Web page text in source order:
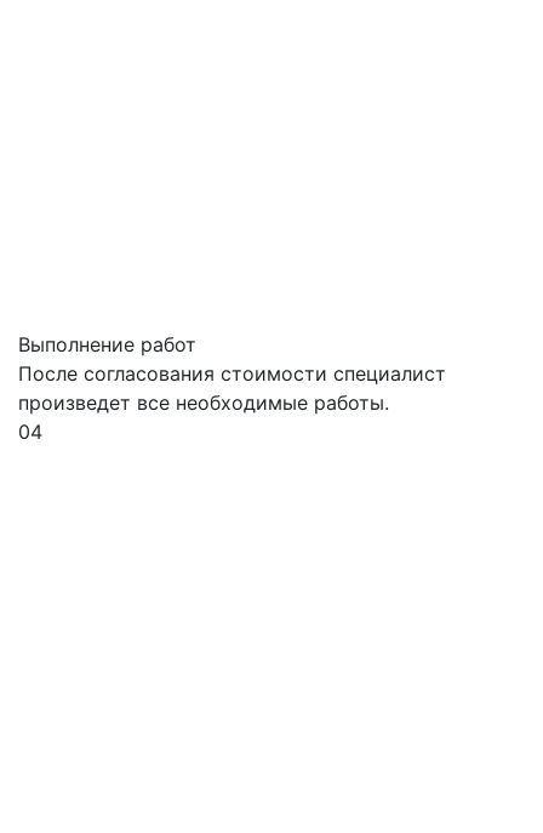
Выполнение работ
После согласования стоимости специалист
произведет все необходимые работы.
04